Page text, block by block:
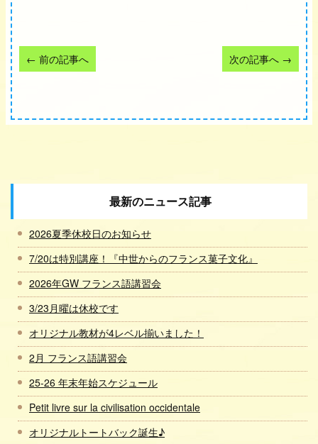
← 前の記事へ 次の記事へ →
最新のニュース記事
2026夏季休校日のお知らせ
7/20は特別講座！『中世からのフランス菓子文化』
2026年GW フランス語講習会
3/23月曜は休校です
オリジナル教材が4レベル揃いました！
2月 フランス語講習会
25-26 年末年始スケジュール
Petit livre sur la civilisation occidentale
オリジナルトートバック誕生♪